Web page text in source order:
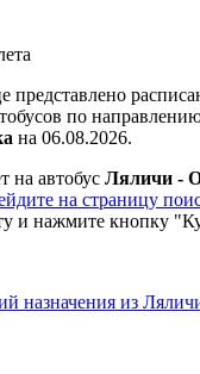
представлено
по
на 06.08.2026.
на автобус Ляличи -
на страницу
и нажмите кнопку
назначения из